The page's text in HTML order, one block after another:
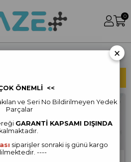
0
×
ÖNEMLİ <<
ve Seri No Bildirilmeyen Yedek
Parçalar
GARANTİ KAPSAMI DIŞINDA
kalmaktadır.
siparişler sonraki iş günü kargo
----